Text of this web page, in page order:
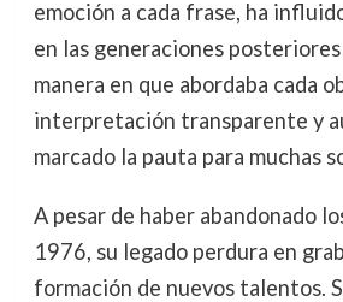
emoción a cada frase, ha
en las generaciones
manera en que abordaba cada
interpretación transparente y
marcado la pauta para muchas
A pesar de haber abandonado
1976, su legado perdura en
formación de nuevos talentos.